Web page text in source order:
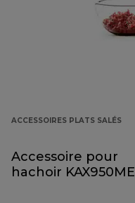
ACCESSOIRES PLATS SALÉS
Accessoire pour
hachoir KAX950ME